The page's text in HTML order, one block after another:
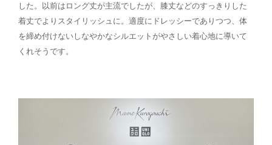
した。以前はロング丈が主流でしたが、膝丈などのすっきりした
着丈でよりスタイリッシュに。適度にドレッシーでありつつ、体
を締め付けないしなやかなシルエットがやさしい着心地に導いて
くれそうです。